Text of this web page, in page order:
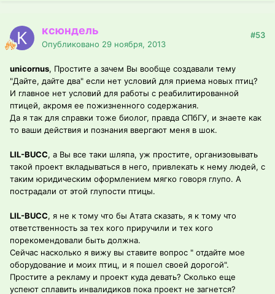
ксюндель
Опубликовано 29 ноября, 2013
#53
unicornus, Простите а зачем Вы вообще создавали тему
"Дайте, дайте два" если нет условий для приема новых птиц?
И главное нет условий для работы с реабилитированной
птицей, акромя ее пожизненного содержания.
Да я так для справки тоже биолог, правда СПбГУ, и знаете как
то ваши действия и познания ввергают меня в шок.
LIL-BUCC, а Вы все таки шляпа, уж простите, организовывать
такой проект вкладываться в него, привлекать к нему людей, с
таким юридическим оформлением мягко говоря глупо. А
пострадали от этой глупости птицы.
LIL-BUCC, я не к тому что бы Атата сказать, я к тому что
ответственность за тех кого приручили и тех кого
порекомендовали быть должна.
Сейчас насколько я вижу вы ставите вопрос " отдайте мое
оборудование и моих птиц, и я пошел своей дорогой".
Простите а рекламу и проект куда девать? Сколько еще
успеют сплавить инвалидиков пока проект не загнется?